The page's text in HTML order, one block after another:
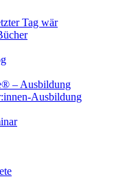
Tag wär
– Ausbildung
Ausbildung